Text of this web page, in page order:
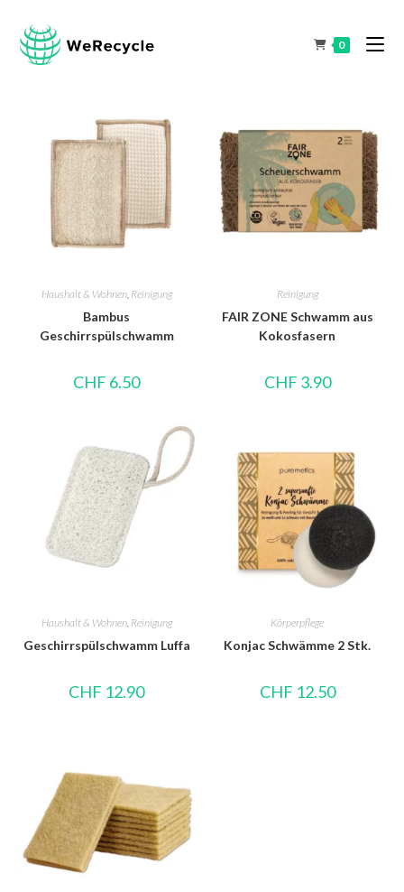
0
Haushalt & Wohnen, Reinigung
Bambus
Geschirrspülschwamm
CHF 6.50
Reinigung
FAIR ZONE Schwamm aus
Kokosfasern
CHF 3.90
Haushalt & Wohnen, Reinigung
Geschirrspülschwamm Luffa
CHF 12.90
Körperpflege
Konjac Schwämme 2 Stk.
CHF 12.50